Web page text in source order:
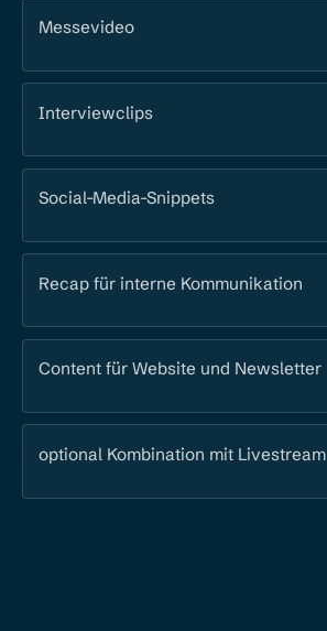
Messevideo
Interviewclips
Social-Media-Snippets
Recap für interne Kommunikation
Content für Website und Newsletter
optional Kombination mit Livestream